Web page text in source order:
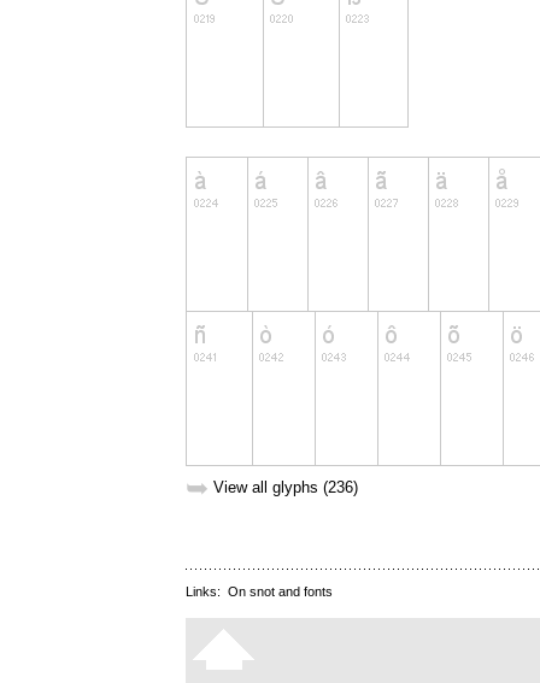
➥ View all glyphs (236)
Links: On snot and fonts